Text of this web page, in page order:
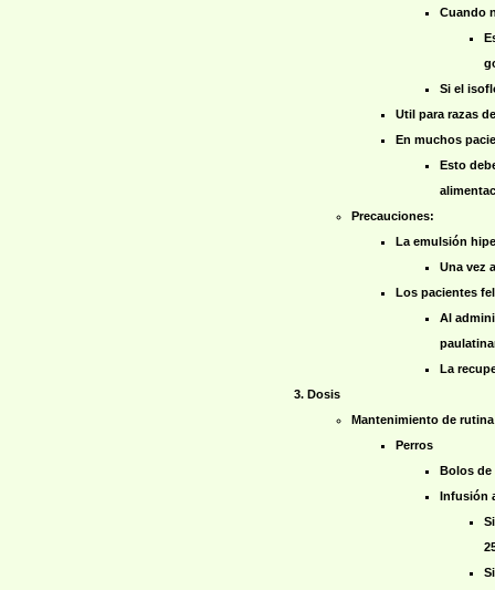
Cuando
Si el
Util para razas
En muchos
Esto
Precauciones:
La emulsión
Una vez
Los pacientes
Al
La
Dosis
Mantenimiento de rutina
Perros
Bolos de
Infusión